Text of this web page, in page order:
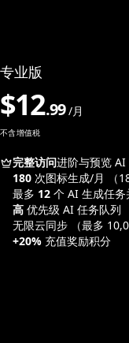
专业版
$12.99 /月
不含增值税
完整访问进阶与预览 AI
180 次图标生成/月
（
最多 12 个 AI 生成任务
高 优先级 AI 任务队列
无限云同步
（最多
+20% 充值奖励积分